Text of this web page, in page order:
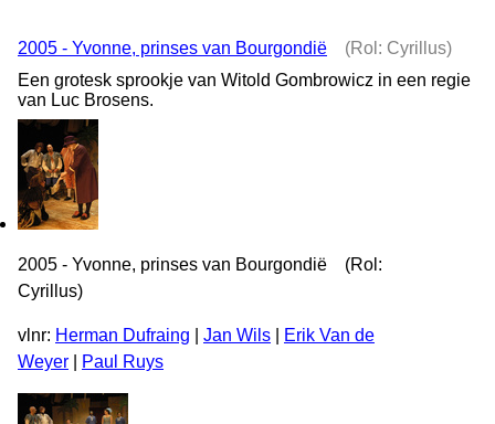
2005 - Yvonne, prinses van Bourgondië
(Rol: Cyrillus)
Een grotesk sprookje van Witold Gombrowicz in een regie
van Luc Brosens.
2005 - Yvonne, prinses van Bourgondië (Rol:
Cyrillus)
vlnr: Herman Dufraing Jan Wils
Erik Van de
Weyer
Paul Ruys